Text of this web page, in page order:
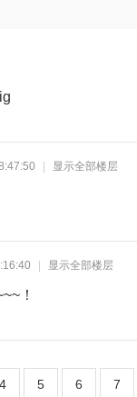
显示全部楼层
显示全部楼层
！
4 5 6 7